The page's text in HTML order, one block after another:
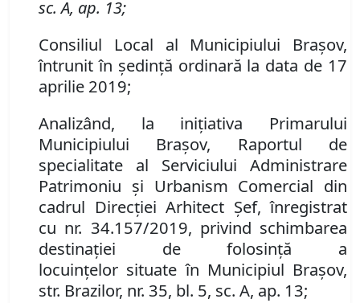
sc. A, ap. 13;
Consiliul Local al Municipiului Braşov,
întrunit în şedinţă ordinară la data de 17
aprilie 2019;
Analizând, la iniţiativa Primarului
Municipiului Braşov, Raportul de
specialitate al Serviciului Administrare
Patrimoniu şi Urbanism Comercial din
cadrul Direcţiei Arhitect Şef, înregistrat
cu nr. 34.157/2019, privind schimbarea
destinaţiei de folosinţă a
locuinţelor situate în Municipiul Braşov,
str. Brazilor, nr. 35, bl. 5, sc. A, ap. 13;